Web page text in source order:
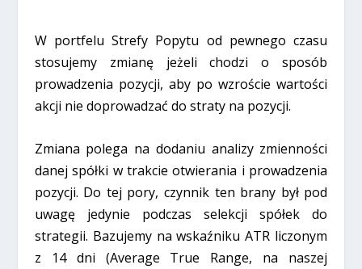
W portfelu Strefy Popytu od pewnego czasu
stosujemy zmianę jeżeli chodzi o sposób
prowadzenia pozycji, aby po wzroście wartości
akcji nie doprowadzać do straty na pozycji.
Zmiana polega na dodaniu analizy zmienności
danej spółki w trakcie otwierania i prowadzenia
pozycji. Do tej pory, czynnik ten brany był pod
uwagę jedynie podczas selekcji spółek do
strategii. Bazujemy na wskaźniku ATR liczonym
z 14 dni (Average True Range, na naszej